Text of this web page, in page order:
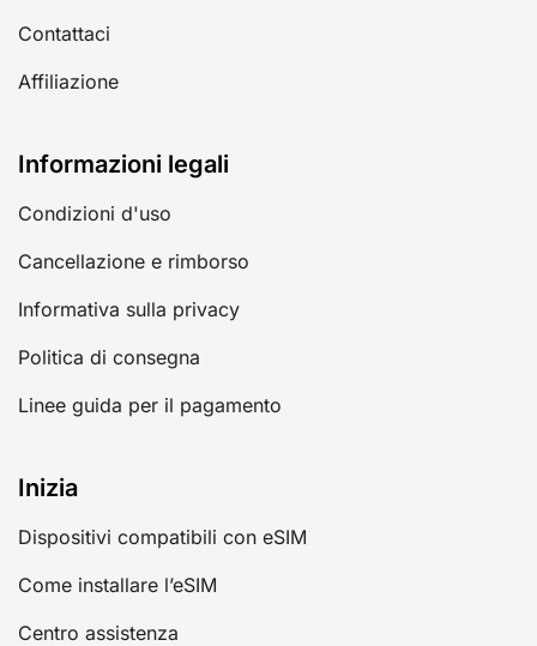
Contattaci
Affiliazione
Informazioni legali
Condizioni d'uso
Cancellazione e rimborso
Informativa sulla privacy
Politica di consegna
Linee guida per il pagamento
Inizia
Dispositivi compatibili con eSIM
Come installare l’eSIM
Centro assistenza